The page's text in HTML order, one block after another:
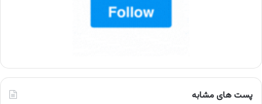
پست های مشابه